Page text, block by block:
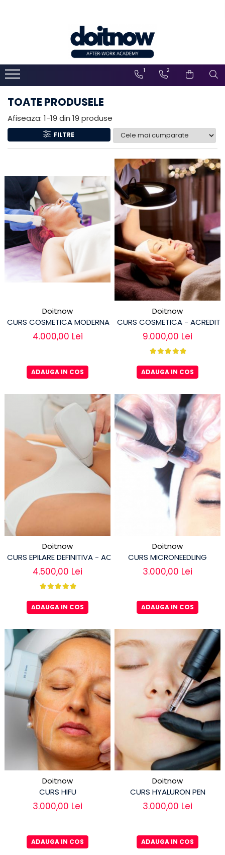
1 2
TOATE PRODUSELE
Afiseaza: 1-19 din 19 produse
FILTRE
Doitnow
CURS COSMETICA MODERNA - ACREDITAT
4.000,00 Lei
ADAUGA IN COS
Doitnow
CURS COSMETICA -
9.000,00 Lei
ADAUGA IN COS
Doitnow
CURS EPILARE DEFINITIVA - ACREDITAT
4.500,00 Lei
ADAUGA IN COS
Doitnow
CURS MICRONEEDLING
3.000,00 Lei
ADAUGA IN COS
Doitnow
CURS HIFU
3.000,00 Lei
ADAUGA IN COS
Doitnow
CURS HYALURON PEN
3.000,00 Lei
ADAUGA IN COS